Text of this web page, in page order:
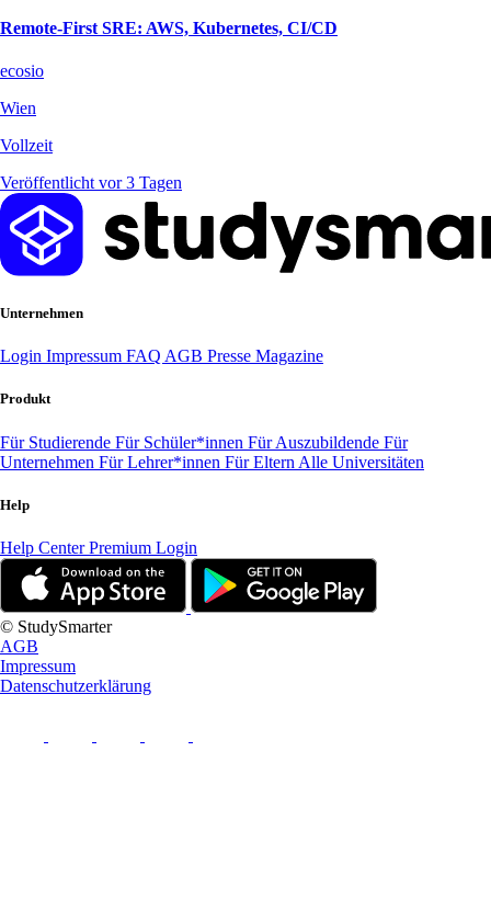
Remote-First SRE: AWS, Kubernetes, CI/CD
ecosio
Wien
Vollzeit
Veröffentlicht vor 3 Tagen
Unternehmen
Login Impressum FAQ AGB Presse Magazine
Produkt
Für Studierende Für Schüler*innen Für Auszubildende Für
Unternehmen Für Lehrer*innen Für Eltern Alle Universitäten
Help
Help CenterPremium Login
© StudySmarter
AGB
Impressum
Datenschutzerklärung